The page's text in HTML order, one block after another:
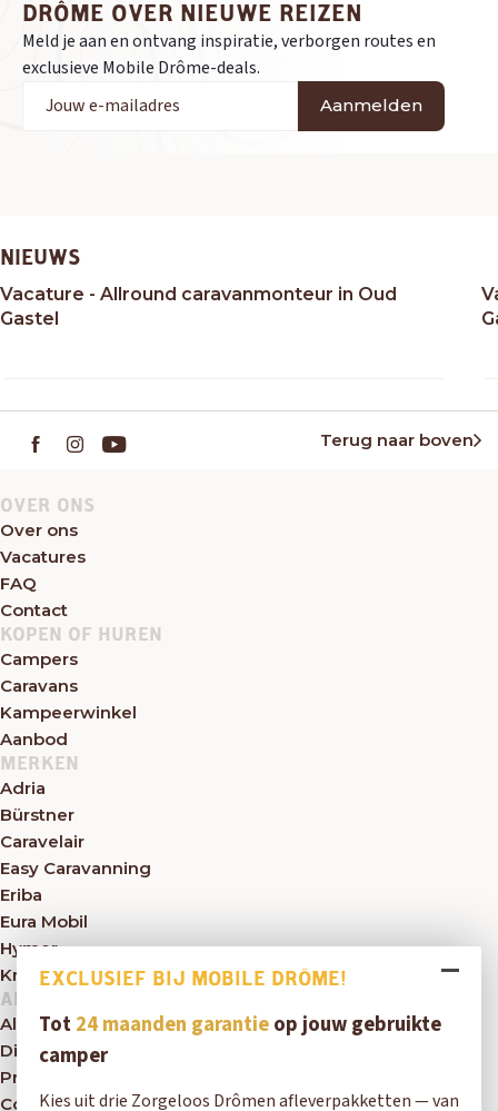
DRÔME OVER NIEUWE REIZEN
Meld je aan en ontvang inspiratie, verborgen routes en
exclusieve Mobile Drôme-deals.
Aanmelden
NIEUWS
Vacature - Allround caravanmonteur in Oud
Gastel
Terug naar boven
OVER ONS
Over ons
Vacatures
FAQ
Contact
KOPEN OF HUREN
Campers
Caravans
Kampeerwinkel
Aanbod
MERKEN
Adria
Bürstner
Caravelair
Easy Caravanning
Eriba
Eura Mobil
Hymer
Knaus
ALGEMEEN
Algemene voorwaarden
Disclaimer
Privacybeleid
Contact
EXCLUSIEF BIJ MOBILE DRÔME!
Tot24 maanden garantieop jouw gebruikte
camper
Kies uit drie Zorgeloos Drômen afleverpakketten — van